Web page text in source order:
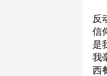
反
信
是
我
西